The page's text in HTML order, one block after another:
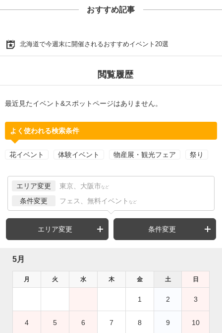
おすすめ記事
北海道で今週末に開催されるおすすめイベント20選
閲覧履歴
最近見たイベント&スポットページはありません。
よく使われる検索条件
花イベント 体験イベント 物産展・観光フェア 祭り
エリア変更 東京、大阪市 など
条件変更 フェス、無料イベント など
エリア変更 条件変更
5月
月 火 水 木 金 土 日
1 2 3
4 5 6 7 8 9 10